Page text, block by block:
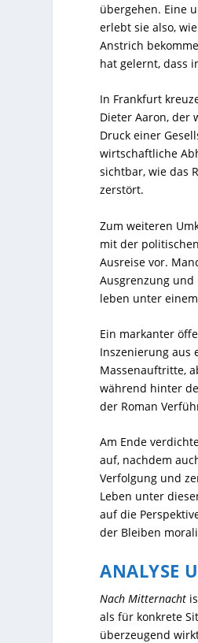
übergehen. Eine
erlebt sie also,
Anstrich
hat gelernt, dass
In Frankfurt
Dieter Aaron, der
Druck einer
wirtschaftliche
sichtbar, wie das
zerstört.
Zum weiteren
mit der
Ausreise vor.
Ausgrenzung
leben unter
Ein markanter
Inszenierung aus
Massenauftritte,
während hinter
der Roman
Am Ende
auf, nachdem
Verfolgung und
Leben unter
auf die
der Bleiben
ANALYSE
Nach Mitternacht
als für konkrete
überzeugend